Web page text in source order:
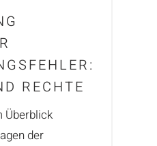
RECHTE
Überblick
der